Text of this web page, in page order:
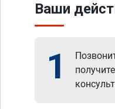
Ваши
1